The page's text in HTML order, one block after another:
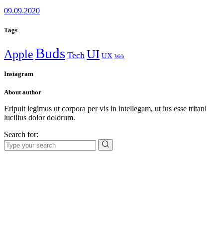
09.09.2020
Tags
AppleBuds Tech UI UX Web
Instagram
About author
Eripuit legimus ut corpora per vis in intellegam, ut ius esse tritani
lucilius dolor dolorum.
Search for: